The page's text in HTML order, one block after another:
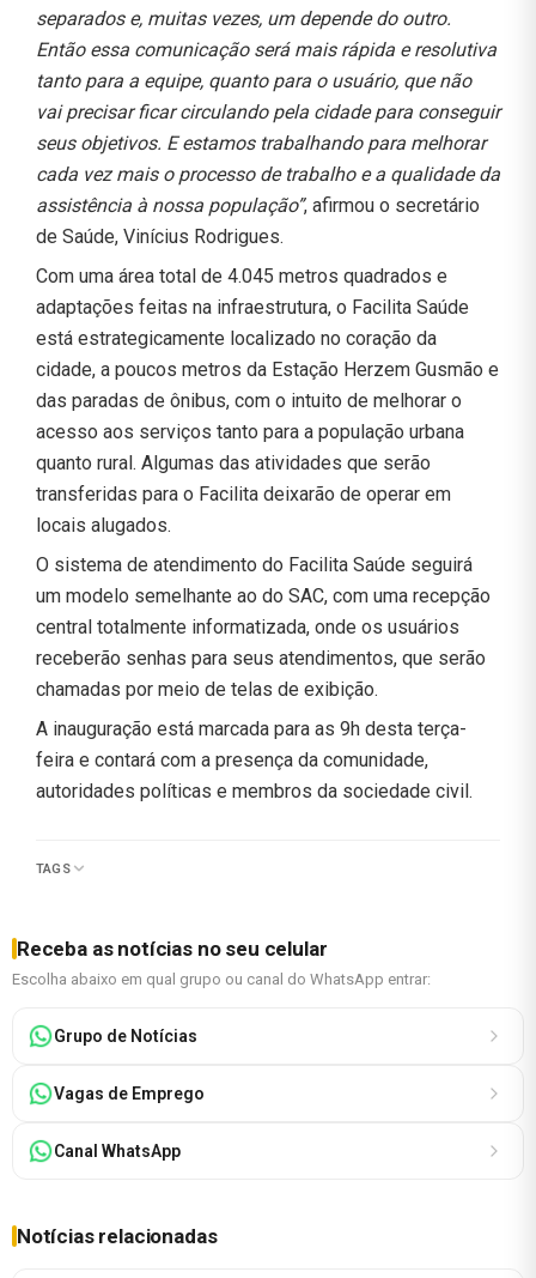
separados e, muitas vezes, um depende do outro.
Então essa comunicação será mais rápida e resolutiva
tanto para a equipe, quanto para o usuário, que não
vai precisar ficar circulando pela cidade para conseguir
seus objetivos. E estamos trabalhando para melhorar
cada vez mais o processo de trabalho e a qualidade da
assistência à nossa população”, afirmou o secretário
de Saúde, Vinícius Rodrigues.
Com uma área total de 4.045 metros quadrados e
adaptações feitas na infraestrutura, o Facilita Saúde
está estrategicamente localizado no coração da
cidade, a poucos metros da Estação Herzem Gusmão e
das paradas de ônibus, com o intuito de melhorar o
acesso aos serviços tanto para a população urbana
quanto rural. Algumas das atividades que serão
transferidas para o Facilita deixarão de operar em
locais alugados.
O sistema de atendimento do Facilita Saúde seguirá
um modelo semelhante ao do SAC, com uma recepção
central totalmente informatizada, onde os usuários
receberão senhas para seus atendimentos, que serão
chamadas por meio de telas de exibição.
A inauguração está marcada para as 9h desta terça-
feira e contará com a presença da comunidade,
autoridades políticas e membros da sociedade civil.
TAGS
Receba as notícias no seu celular
Escolha abaixo em qual grupo ou canal do WhatsApp entrar:
Grupo de Notícias
Vagas de Emprego
Canal WhatsApp
Notícias relacionadas